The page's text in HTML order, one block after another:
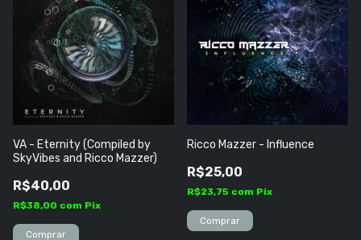
VA - Eternity (Compiled by
SkyVibes and Ricco Mazzer)
R$40,00
R$38,00 com Pix
Ricco Mazzer - Influence
R$25,00
R$23,75 com Pix